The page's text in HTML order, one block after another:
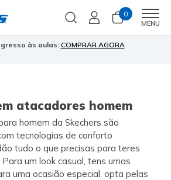
0
MENU
às aulas: COMPRAR AGORA
atacadores homem
homem da Skechers são
tecnologias de conforto
tudo o que precisas para teres
um look casual, tens umas
uma ocasião especial, opta pelas